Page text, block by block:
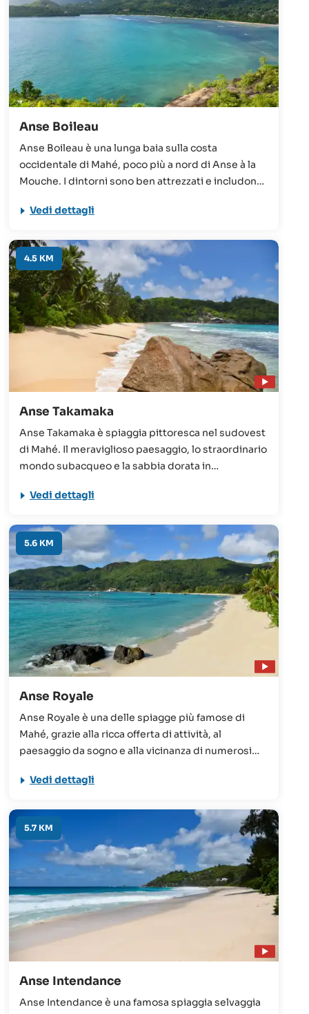
Anse Boileau
Anse Boileau è una lunga baia sulla costa
occidentale di Mahé, poco più a nord di Anse à la
Mouche. I dintorni sono ben attrezzati e includono
supermercati. La spiaggia offre invece acque
snorkeling e windsurf.
Vedi dettagli
4.5 KM
Anse Takamaka
Anse Takamaka è spiaggia pittoresca nel sudovest
di Mahé. Il meraviglioso paesaggio, lo straordinario
mondo subacqueo e la sabbia dorata in
takamaka (da cui prende il nome) fanno di questa
maggiore isola delle Seychelles.
Vedi dettagli
5.6 KM
Anse Royale
Anse Royale è una delle spiagge più famose di
Mahé, grazie alla ricca offerta di attività, al
paesaggio da sogno e alla vicinanza di numerosi
sudest dell’isola e viene definita la “Beau Vallon del
Vedi dettagli
5.7 KM
Anse Intendance
Anse Intendance è una famosa spiaggia selvaggia